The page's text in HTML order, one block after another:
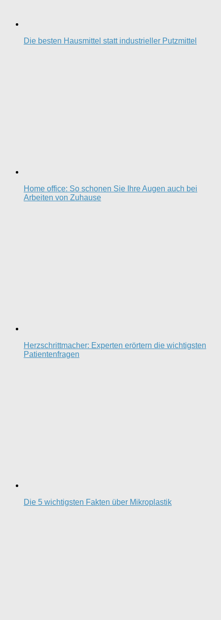
Die besten Hausmittel statt industrieller Putzmittel
Home office: So schonen Sie Ihre Augen auch bei
Arbeiten von Zuhause
Herzschrittmacher: Experten erörtern die wichtigsten
Patientenfragen
Die 5 wichtigsten Fakten über Mikroplastik